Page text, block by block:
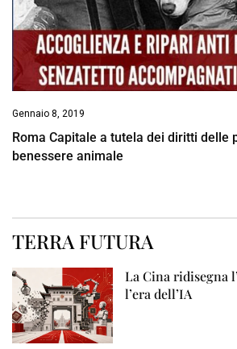
Gennaio 8, 2019
Roma Capitale a tutela dei diritti delle
benessere animale
TERRA FUTURA
La Cina ridisegna
l’era dell’IA